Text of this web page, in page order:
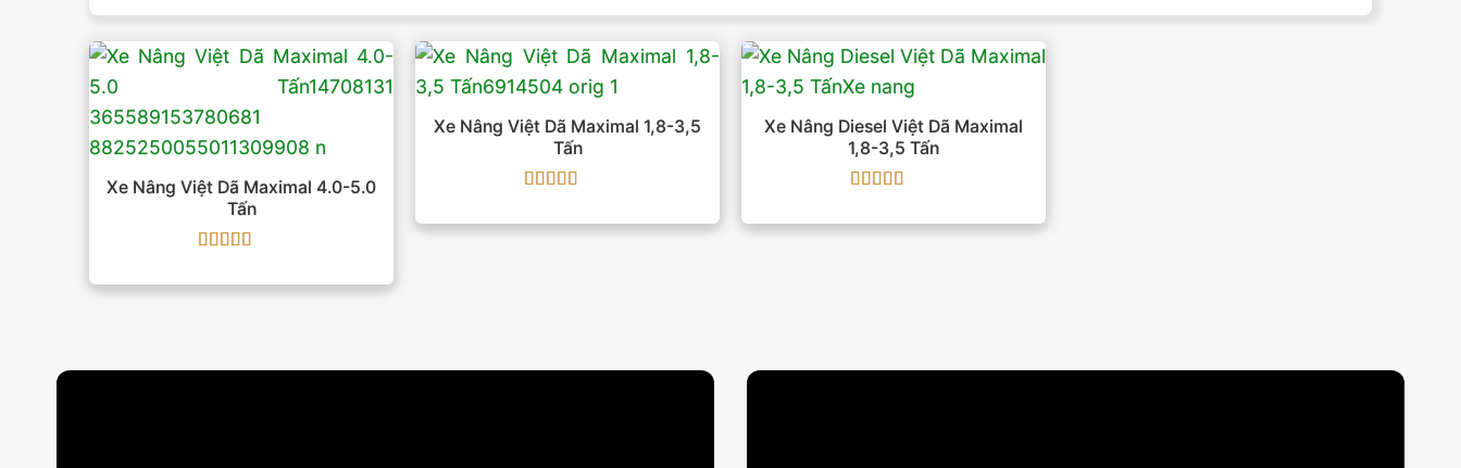
Xe Nâng Việt Dã Maximal 4.0-5.0
Tấn
hạng55 sao
Xe Nâng Việt Dã Maximal 1,8-3,5
Tấn
hạng55 sao
Xe Nâng Diesel Việt Dã Maximal
1,8-3,5 Tấn
hạng55 sao